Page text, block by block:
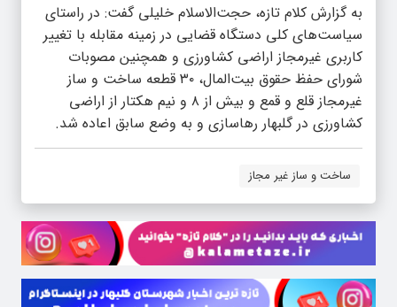
به گزارش کلام تازه، حجت‌الاسلام خلیلی گفت: در راستای
سیاست‌های کلی دستگاه قضایی در زمینه مقابله با تغییر
کاربری غیرمجاز اراضی کشاورزی و همچنین مصوبات
شورای حفظ حقوق بیت‌المال، ۳۰ قطعه ساخت و ساز
غیرمجاز قلع و قمع و بیش از ۸ و نیم هکتار از اراضی
کشاورزی در گلبهار رهاسازی و به وضع سابق اعاده شد.
ساخت و ساز غیر مجاز